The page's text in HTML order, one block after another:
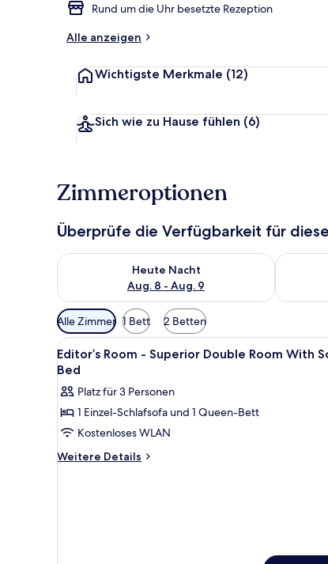
Rund um die Uhr besetzte Rezeption
Alle anzeigen
Wichtigste Merkmale (12)
Sich wie zu Hause fühlen (6)
Zimmeroptionen
Überprüfe die Verfügbarkeit für
Heute Nacht
Aug. 8 - Aug. 9
Überprüfe die Verfügbarkeit für heute Nacht,
Verfügbare
Filter
für
Zimmer
Alle Zimmer 1 Bett 2 Betten
Alle
Fotos
für
Editor’s
Room
-
Superior
Zimmersafe,
3
Editor’s Room - Superior Double Room With
Bed
Platz für 3 Personen
1 Einzel-Schlafsofa und 1 Queen-Bett
Kostenloses WLAN
Weitere Details
Weitere